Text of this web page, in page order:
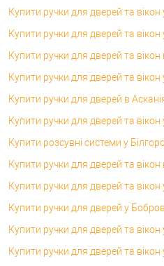
Купити ручки для дверей та
Купити ручки для дверей та вікон
Купити ручки для дверей та
Купити ручки для дверей та
Купити ручки для дверей в
Купити ручки для дверей та вікон
Купити розсувні системи у
Купити ручки для дверей та вікон
Купити ручки для дверей та вікон
Купити ручки для дверей у
Купити ручки для дверей та вікон
Купити ручки для дверей та вікон